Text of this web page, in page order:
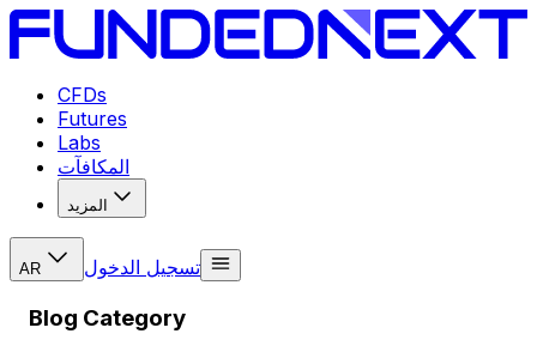
CFDs
Futures
Labs
المكافآت
المزيد
AR تسجيل الدخول
Blog Category